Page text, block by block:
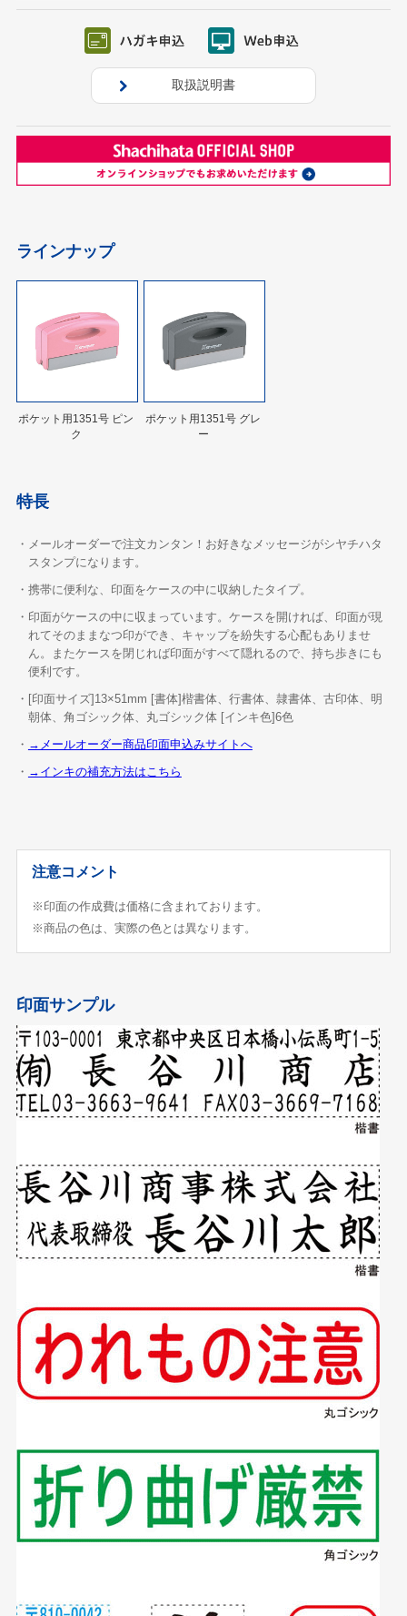
取扱説明書
ラインナップ
ポケット用1351号 ピン
ク
ポケット用1351号 グレ
ー
特長
・メールオーダーで注文カンタン！お好きなメッセージがシヤチハタ
スタンプになります。
・携帯に便利な、印面をケースの中に収納したタイプ。
・印面がケースの中に収まっています。ケースを開ければ、印面が現
れてそのままなつ印ができ、キャップを紛失する心配もありませ
ん。またケースを閉じれば印面がすべて隠れるので、持ち歩きにも
便利です。
・[印面サイズ]13×51mm [書体]楷書体、行書体、隷書体、古印体、明
朝体、角ゴシック体、丸ゴシック体 [インキ色]6色
・ →メールオーダー商品印面申込みサイトへ
・ →インキの補充方法はこちら
注意コメント
※印面の作成費は価格に含まれております。
※商品の色は、実際の色とは異なります。
印面サンプル